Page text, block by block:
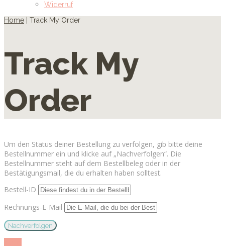
Widerruf
Home
Track My Order
Track My
Order
Um den Status deiner Bestellung zu verfolgen, gib bitte deine
Bestellnummer ein und klicke auf „Nachverfolgen“. Die
Bestellnummer steht auf dem Bestellbeleg oder in der
Bestätigungsmail, die du erhalten haben solltest.
Bestell-ID
Rechnungs-E-Mail
Nachverfolgen